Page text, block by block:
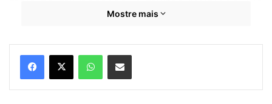
conquistou nossos amigos, conquistou
votação”, comentou o ex-vereador Miguel
A vereador Drielle da Pindoba também
Mostre mais